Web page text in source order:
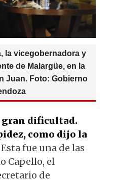
la vicegobernadora y
de Malargüe, en la
Juan. Foto: Gobierno
gran dificultad.
como dijo la
Esta fue una de las
Capello, el
de